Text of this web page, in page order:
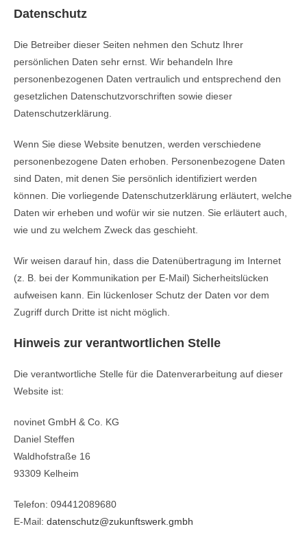
Datenschutz
Die Betreiber dieser Seiten nehmen den Schutz Ihrer
persönlichen Daten sehr ernst. Wir behandeln Ihre
personenbezogenen Daten vertraulich und entsprechend den
gesetzlichen Datenschutzvorschriften sowie dieser
Datenschutzerklärung.
Wenn Sie diese Website benutzen, werden verschiedene
personenbezogene Daten erhoben. Personenbezogene Daten
sind Daten, mit denen Sie persönlich identifiziert werden
können. Die vorliegende Datenschutzerklärung erläutert, welche
Daten wir erheben und wofür wir sie nutzen. Sie erläutert auch,
wie und zu welchem Zweck das geschieht.
Wir weisen darauf hin, dass die Datenübertragung im Internet
(z. B. bei der Kommunikation per E-Mail) Sicherheitslücken
aufweisen kann. Ein lückenloser Schutz der Daten vor dem
Zugriff durch Dritte ist nicht möglich.
Hinweis zur verantwortlichen Stelle
Die verantwortliche Stelle für die Datenverarbeitung auf dieser
Website ist:
novinet GmbH & Co. KG
Daniel Steffen
Waldhofstraße 16
93309 Kelheim
Telefon: 094412089680
E-Mail: datenschutz@zukunftswerk.gmbh